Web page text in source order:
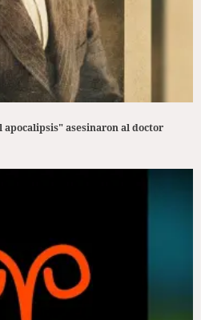
apocalipsis" asesinaron al doctor